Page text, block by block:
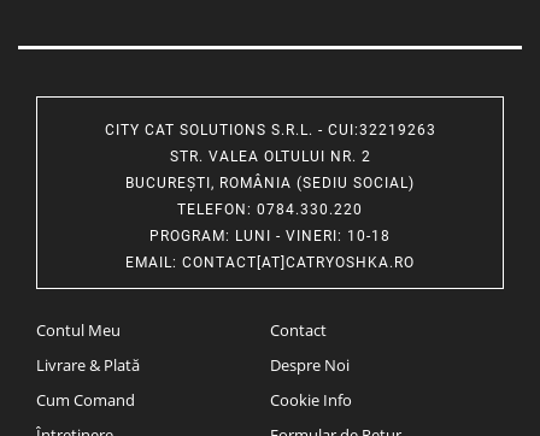
CITY CAT SOLUTIONS S.R.L. - CUI:32219263
STR. VALEA OLTULUI NR. 2
BUCUREȘTI, ROMÂNIA (SEDIU SOCIAL)
TELEFON : 0784.330.220
PROGRAM: LUNI - VINERI: 10-18
EMAIL: CONTACT[AT]CATRYOSHKA.RO
Contul Meu
Livrare & Plată
Cum Comand
Contact
Despre Noi
Cookie Info